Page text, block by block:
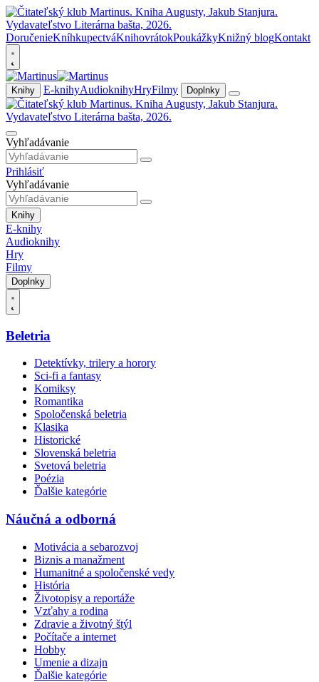
DoručenieKníhkupectváKnihovrátokPoukážkyKnižný blogKontakt
Knihy E-knihyAudioknihyHryFilmy Doplnky
Vyhľadávanie
Prihlásiť
Vyhľadávanie
Knihy
E-knihy
Audioknihy
Hry
Filmy
Doplnky
Beletria
Detektívky, trilery a horory
Sci-fi a fantasy
Komiksy
Romantika
Spoločenská beletria
Klasika
Historické
Slovenská beletria
Svetová beletria
Poézia
Ďalšie kategórie
Náučná a odborná
Motivácia a sebarozvoj
Biznis a manažment
Humanitné a spoločenské vedy
História
Životopisy a reportáže
Vzťahy a rodina
Zdravie a životný štýl
Počítače a internet
Hobby
Umenie a dizajn
Ďalšie kategórie